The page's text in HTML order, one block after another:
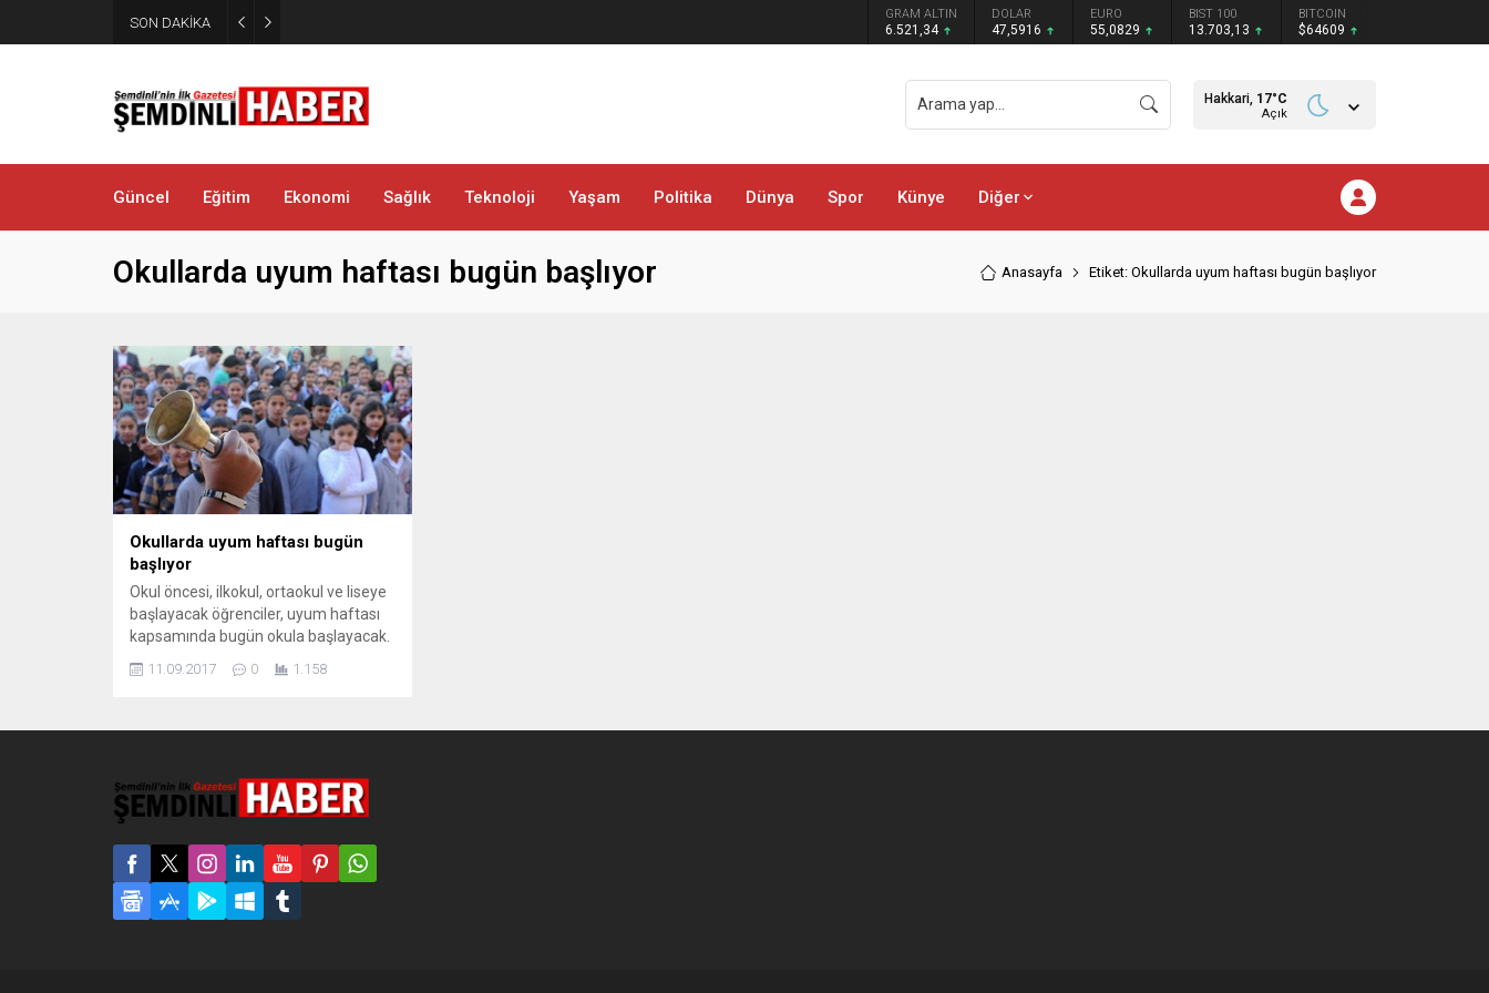
SON DAKİKA GRAM ALTIN
6.521,34
DOLAR
47,5916
EURO
55,0829
BIST 100
13.703,13
BITCOIN
$64609
Hakkari, 17°C
Açık
Güncel Eğitim Ekonomi Sağlık Teknoloji Yaşam Politika Dünya Spor Künye Diğer
Okullarda uyum haftası bugün başlıyor Anasayfa Etiket: Okullarda uyum haftası bugün başlıyor
Okullarda uyum haftası bugün
başlıyor
Okul öncesi, ilkokul, ortaokul ve liseye
başlayacak öğrenciler, uyum haftası
kapsamında bugün okula başlayacak.
Eylül’de başlayacak. Okul öncesi,
Milli Eğitim Bakanlığı tarafından yurt
genelinde uygulanan uyum haftası,
11.09.2017 0 1.158